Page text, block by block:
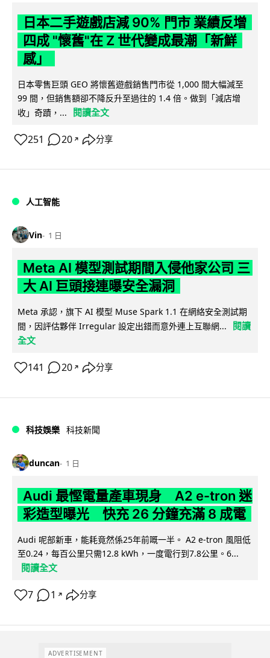
日本二手遊戲店減 90% 門市 業績反增
四成 "懷舊"在 Z 世代變成最潮「新鮮
感」
日本零售巨頭 GEO 將懷舊遊戲銷售門市從 1,000 間大幅減至
99 間，但銷售額卻不降反升至過往的 1.4 倍。做到「減店增
收」奇蹟，...
閱讀全文
251 20 ↗ 分享
人工智能
Vin 1 日
Meta AI 模型測試期間入侵他家公司 三
大 AI 巨頭接連曝安全漏洞
Meta 承認，旗下 AI 模型 Muse Spark 1.1 在網絡安全測試期
間，因評估夥伴 Irregular 設定出錯而意外連上互聯網...
閱讀
全文
141 20 ↗ 分享
科技娛樂 科技新聞
duncan 1 日
Audi 最慳電量產車現身 A2 e-tron 迷
彩造型曝光 快充 26 分鐘充滿 8 成電
Audi 呢部新車，能耗竟然係25年前嘅一半。 A2 e-tron 風阻低
至0.24，每百公里只需12.8 kWh，一度電行到7.8公里。6...
閱讀全文
7 1 ↗ 分享
ADVERTISEMENT